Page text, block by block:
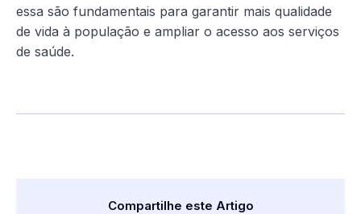
essa são fundamentais para garantir mais qualidade
de vida à população e ampliar o acesso aos serviços
de saúde.
Compartilhe este Artigo